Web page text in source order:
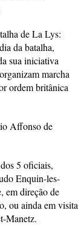
de La Lys:
da batalha,
sua iniciativa
marcha
ordem britânica
Affonso de
5 oficiais,
Enquin-les-
em direção de
ou ainda em visita
Manetz.